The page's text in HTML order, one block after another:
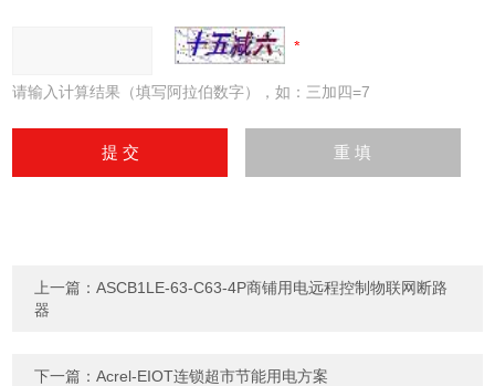
请输入计算结果（填写阿拉伯数字），如：三加四=7
上一篇：ASCB1LE-63-C63-4P商铺用电远程控制物联网断路
器
下一篇：Acrel-EIOT连锁超市节能用电方案